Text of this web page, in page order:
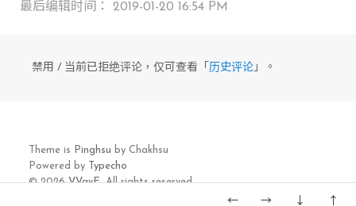
最后编辑时间： 2019-01-20 16:54 PM
← → ↓ ↑
禁用 / 当前已拒绝评论，仅可查看「 历史评论」。
Theme is Pinghsu by Chakhsu
Powered by
Typecho
© 2026VVavE.All rights reserved.